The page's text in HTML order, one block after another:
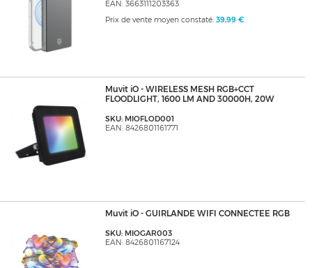
EAN: 3663111203363
Prix de vente moyen constaté: 39,99 €
Muvit iO - WIRELESS MESH RGB+CCT
FLOODLIGHT, 1600 LM AND 30000H, 20W
SKU: MIOFLOD001
EAN: 8426801161771
Muvit iO - GUIRLANDE WIFI CONNECTEE RGB
SKU: MIOGAR003
EAN: 8426801167124